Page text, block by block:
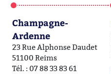
Champagne-
Ardenne
23 Rue Alphonse Daudet
51100 Reims
Tél. : 07 88 33 83 61